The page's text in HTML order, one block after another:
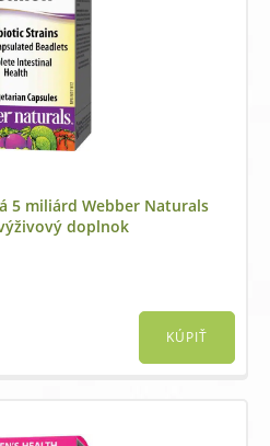
5 miliárd Webber Naturals
doplnok
KÚPIŤ